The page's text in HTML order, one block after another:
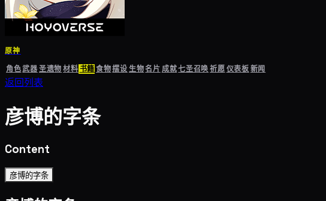
原神
角色武器圣遗物材料书籍食物摆设生物名片成就七圣召唤祈愿仪表板新闻
返回列表
彦博的字条
Content
彦博的字条